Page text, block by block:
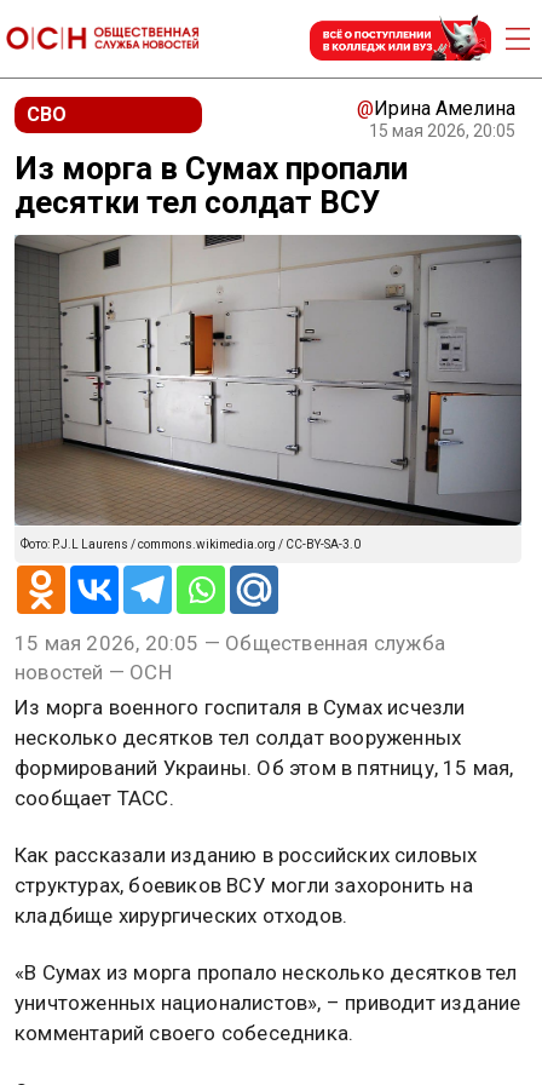
СВО @Ирина Амелина
15 мая 2026, 20:05
Из морга в Сумах пропали
десятки тел солдат ВСУ
Фото: P.J.L Laurens / commons.wikimedia.org / CC-BY-SA-3.0
15 мая 2026, 20:05 — Общественная служба
новостей — ОСН
Из морга военного госпиталя в Сумах исчезли
несколько десятков тел солдат вооруженных
формирований Украины. Об этом в пятницу, 15 мая,
сообщает ТАСС.
Как рассказали изданию в российских силовых
структурах, боевиков ВСУ могли захоронить на
кладбище хирургических отходов.
«В Сумах из морга пропало несколько десятков тел
уничтоженных националистов», – приводит издание
комментарий своего собеседника.